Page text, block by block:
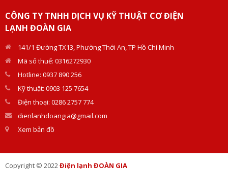
CÔNG TY TNHH DỊCH VỤ KỸ THUẬT CƠ ĐIỆN
LẠNH ĐOÀN GIA
141/1 Đường TX13, Phường Thới An, TP Hồ Chí Minh
Mã số thuế: 0316272930
Hotline: 0937 890 256
Kỹ thuật: 0903 125 7654
Điện thoại: 0286 2757 774
dienlanhdoangia@gmail.com
Xem bản đồ
Copyright © 2022 Điện lạnh ĐOÀN GIA